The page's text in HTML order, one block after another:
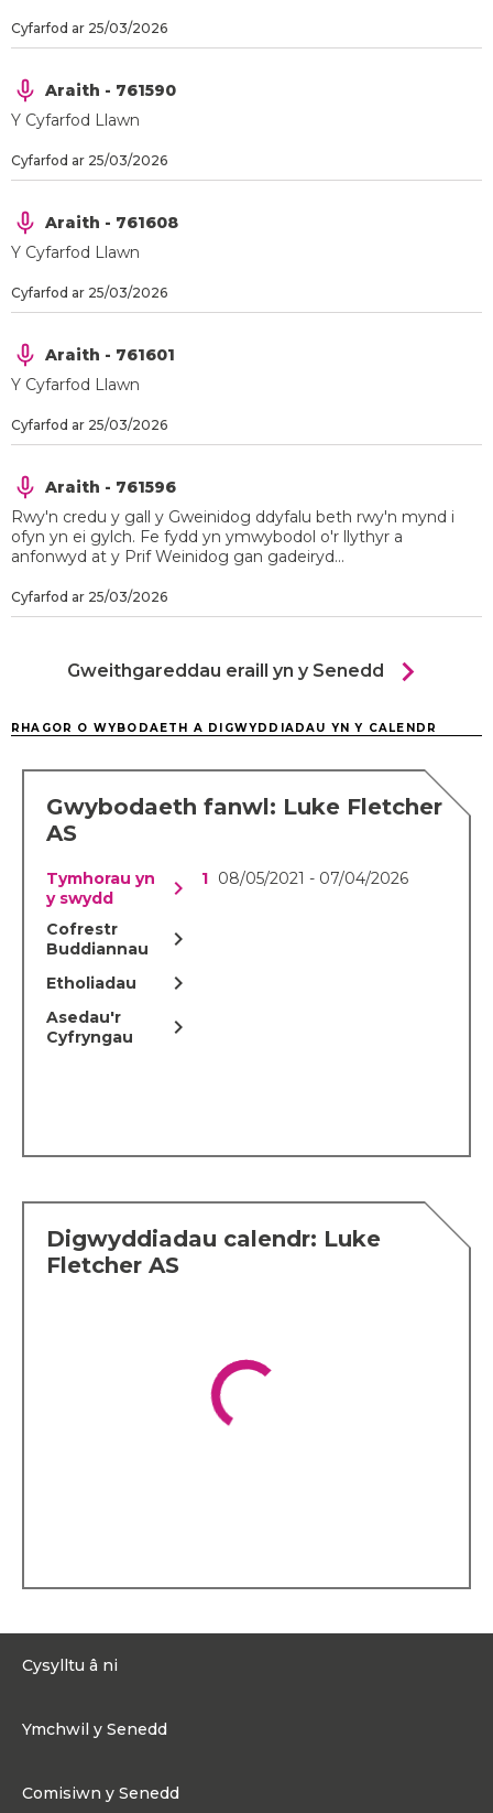
Cyfarfod ar 25/03/2026
Araith - 761590
Y Cyfarfod Llawn
Cyfarfod ar 25/03/2026
Araith - 761608
Y Cyfarfod Llawn
Cyfarfod ar 25/03/2026
Araith - 761601
Y Cyfarfod Llawn
Cyfarfod ar 25/03/2026
Araith - 761596
Rwy'n credu y gall y Gweinidog ddyfalu beth rwy'n mynd i
ofyn yn ei gylch. Fe fydd yn ymwybodol o'r llythyr a
anfonwyd at y Prif Weinidog gan gadeiryd...
Cyfarfod ar 25/03/2026
Gweithgareddau eraill yn y Senedd chevron_right
RHAGOR O WYBODAETH A DIGWYDDIADAU YN Y CALENDR
Gwybodaeth fanwl: Luke Fletcher
AS
Tymhorau yn
y swydd
chevron_right
Cofrestr
Buddiannau
chevron_right
Etholiadau chevron_right
Asedau'r
Cyfryngau
chevron_right
08/05/2021 - 07/04/2026
Digwyddiadau calendr: Luke
Fletcher AS
Cysylltu â ni
Cysylltu â Senedd Cymru
Ymchwil y Senedd
Comisiwn y Senedd